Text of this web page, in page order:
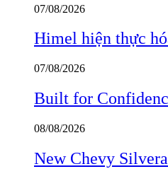
07/08/2026
Himel hiện thực
07/08/2026
Built for
08/08/2026
New Chevy